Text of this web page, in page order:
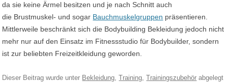
da sie keine Ärmel besitzen und je nach Schnitt auch
die Brustmuskel- und sogar Bauchmuskelgruppen präsentieren.
Mittlerweile beschränkt sich die Bodybuilding Bekleidung jedoch nicht
mehr nur auf den Einsatz im Fitnessstudio für Bodybuilder, sondern
ist zur beliebten Freizeitkleidung geworden.
Dieser Beitrag wurde unter Bekleidung,Training,Trainingszubehör abgelegt